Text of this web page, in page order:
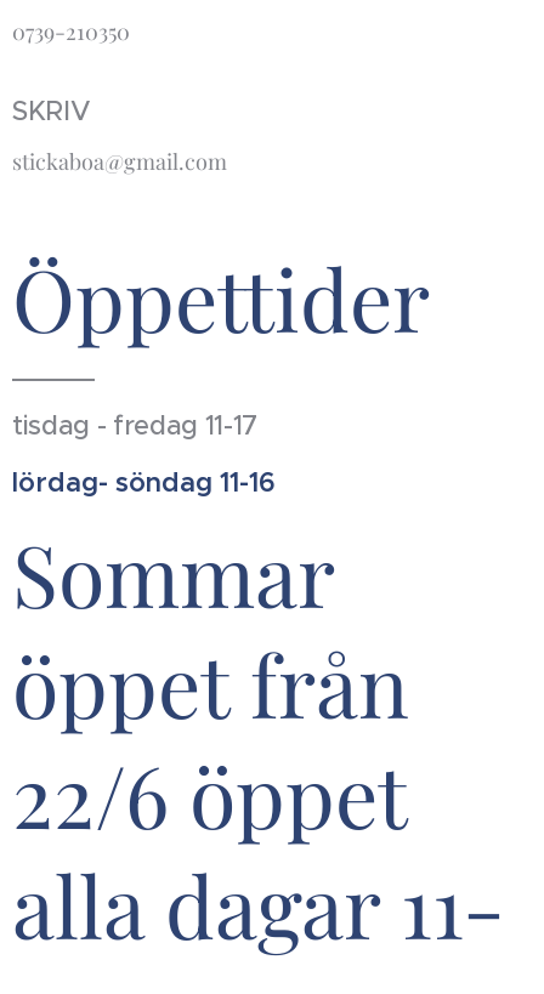
0739-210350
SKRIV
stickaboa@gmail.com
Öppettider
tisdag - fredag 11-17
lördag- söndag 11-16
Sommar
öppet från
22/6 öppet
alla dagar 11-